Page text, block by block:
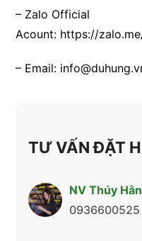
– Zalo Official
Acount: https://
– Email:
TƯ VẤN ĐẶT
NV Thúy
0936600525